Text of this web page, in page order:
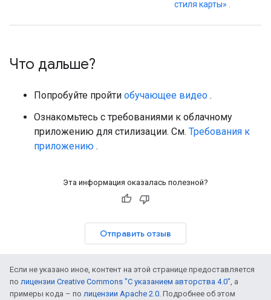
стиля карты»
Что дальше?
Попробуйте пройти обучающее видео .
Ознакомьтесь с требованиями к облачному
приложению для стилизации. См. Требования к
приложению .
Эта информация оказалась полезной?
Отправить отзыв
Если не указано иное, контент на этой странице предоставляется
по лицензии Creative Commons "С указанием авторства 4.0" , а
примеры кода – по лицензии Apache 2.0 . Подробнее об этом